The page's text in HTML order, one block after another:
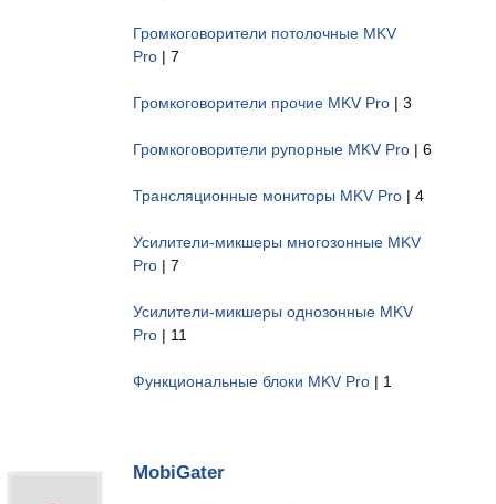
Громкоговорители потолочные MKV
Pro | 7
Громкоговорители прочие MKV Pro | 3
Громкоговорители рупорные MKV Pro | 6
Трансляционные мониторы MKV Pro | 4
Усилители-микшеры многозонные MKV
Pro | 7
Усилители-микшеры однозонные MKV
Pro | 11
Функциональные блоки MKV Pro | 1
MobiGater